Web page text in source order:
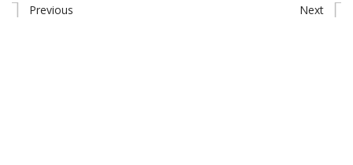
Previous Next